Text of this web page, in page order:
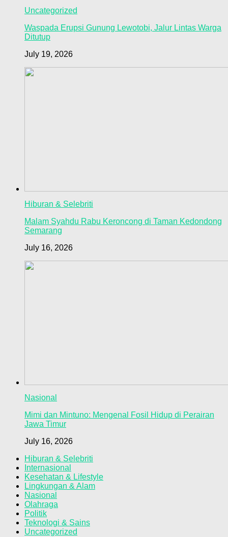
Uncategorized
Waspada Erupsi Gunung Lewotobi, Jalur Lintas Warga
Ditutup
July 19, 2026
Hiburan & Selebriti
Malam Syahdu Rabu Keroncong di Taman Kedondong
Semarang
July 16, 2026
Nasional
Mimi dan Mintuno: Mengenal Fosil Hidup di Perairan
Jawa Timur
July 16, 2026
Hiburan & Selebriti
Internasional
Kesehatan & Lifestyle
Lingkungan & Alam
Nasional
Olahraga
Politik
Teknologi & Sains
Uncategorized